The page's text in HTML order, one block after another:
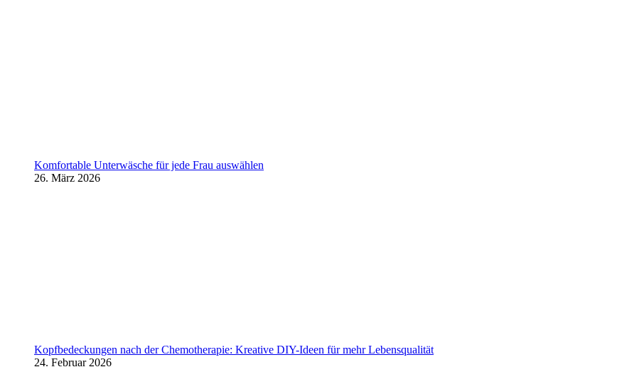
Komfortable Unterwäsche für jede Frau auswählen
26. März 2026
Kopfbedeckungen nach der Chemotherapie: Kreative DIY-Ideen für mehr Lebensqualität
24. Februar 2026